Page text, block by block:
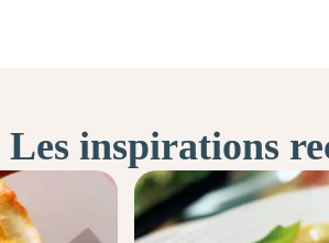
Les inspirations